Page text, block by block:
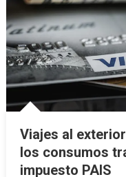
Viajes al
los consumos
impuesto PAIS